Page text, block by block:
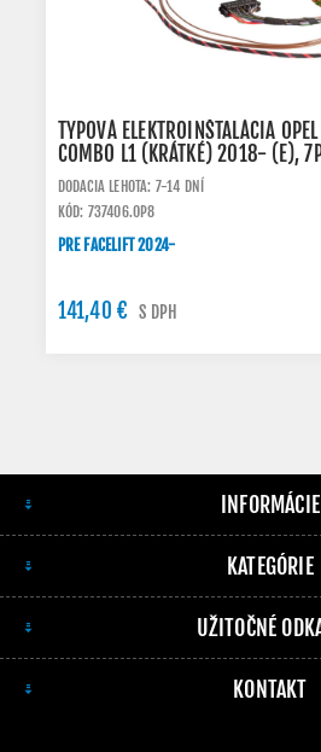
TYPOVÁ ELEKTROINŠTALÁCIA
COMBO L1 (KRÁTKÉ) 2018- (E),
DODACIA LEHOTA: 7-14 DNÍ
KÓD: 737406.OP8
PRE FACELIFT 2024-
141,40 € S DPH
INFORMÁCIE
KATEGÓRIE
UŽITOČNÉ
KONTAKT